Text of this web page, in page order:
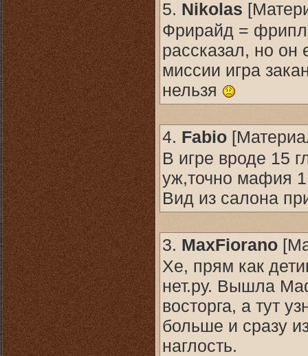
5. Nikolas [
Фрирайд =
рассказал, но
миссии игра
нельзя
4. Fabio [
В игре вроде 15
уж,точно мафия
Вид из салона
3. MaxFiorano [
Хе, прям как
нет.ру. Вышла
восторга, а тут
больше и сразу
наглость.